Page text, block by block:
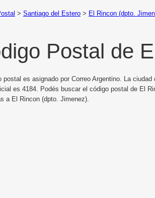
> Santiago del Estero > El Rincon (dpto.
Postal de
postal es asignado por Correo Argentino. La
es 4184. Podés buscar el código postal de El
a El Rincon (dpto. Jimenez).